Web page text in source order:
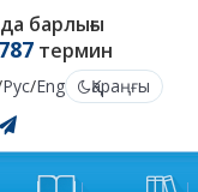
барлығы
термин
Рус/Eng
Қараңғы